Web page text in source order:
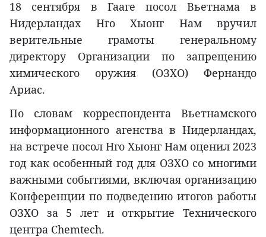
18 сентября в Гааге посол Вьетнама в
Нидерландах Нго Хыонг Нам вручил
верительные грамоты генеральному
директору Организации по запрещению
химического оружия (ОЗХО) Фернандо
Ариас.
По словам корреспондента Вьетнамского
информационного агенства в Нидерландах,
на встрече посол Нго Хыонг Нам оценил 2023
год как особенный год для ОЗХО со многими
важными событиями, включая организацию
Конференции по подведению итогов работы
ОЗХО за 5 лет и открытие Технического
центра Chemtech.